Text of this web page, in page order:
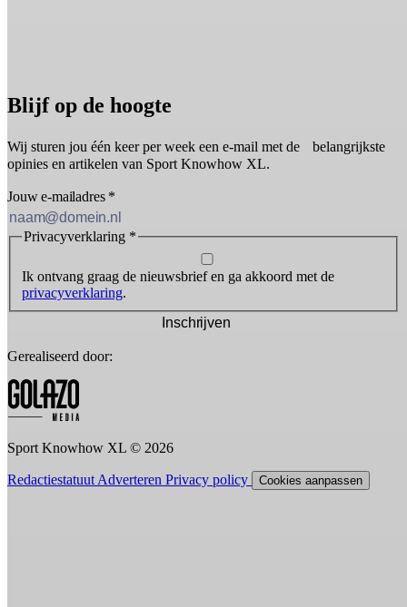
Blijf op de hoogte
Wij sturen jou één keer per week een e-mail met de belangrijkste
opinies en artikelen van Sport Knowhow XL.
Jouw e-mailadres *
Privacyverklaring *
Ik ontvang graag de nieuwsbrief en ga akkoord met de
privacyverklaring.
Inschrijven
Gerealiseerd door:
Sport Knowhow XL © 2026
Redactiestatuut Adverteren Privacy policy Cookies aanpassen